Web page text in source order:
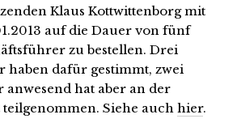
Klaus Kottwittenborg mit
auf die Dauer von fünf
zu bestellen. Drei
haben dafür gestimmt, zwei
anwesend hat aber an der
Siehe auch hier.